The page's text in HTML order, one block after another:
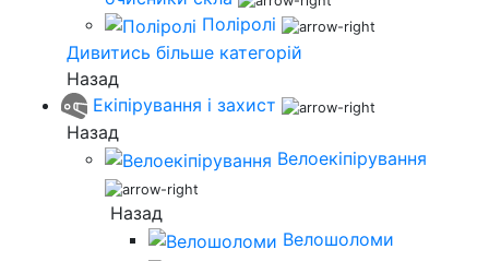
Поліролі
Дивитись більше категорій
Назад
Екіпірування і захист
Назад
Велоекіпірування
Назад
Велошоломи